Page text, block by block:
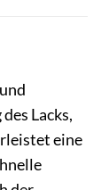
Lacks,
eine